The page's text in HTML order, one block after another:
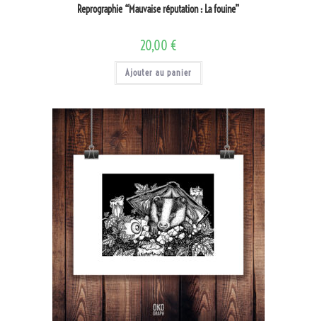
Reprographie “Mauvaise réputation : La fouine”
20,00 €
Ajouter au panier